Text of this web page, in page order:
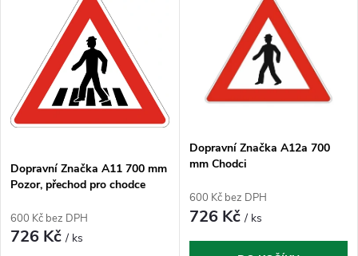
n
í
p
r
o
Nejprodávanější
i
s
p
r
Dopravní Značka A11 700 mm
Pozor, přechod pro chodce
600 Kč bez DPH
726 Kč/ ks
Dopravní Značka A12a 700
mm Chodci
600 Kč bez DPH
726 Kč/ ks